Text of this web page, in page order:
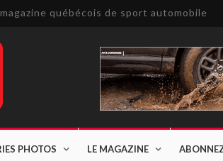
québécois de sport automobile
PHOTOS LE MAGAZINE